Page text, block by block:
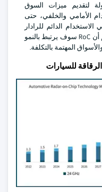
لتقديم ميزات السوق
الأمامي والخلفي، حتى
الدائم للرادار
في السيارة على مستوى العالم أن RoC سوف يرتبط بالنمو
المهتمة بالتكلفة.
للسيارات